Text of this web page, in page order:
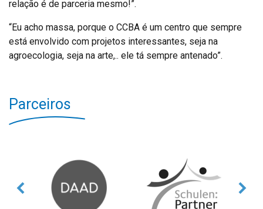
relação é de parceria mesmo!”.
“Eu acho massa, porque o CCBA é um centro que sempre
está envolvido com projetos interessantes, seja na
agroecologia, seja na arte,.. ele tá sempre antenado”.
Parceiros